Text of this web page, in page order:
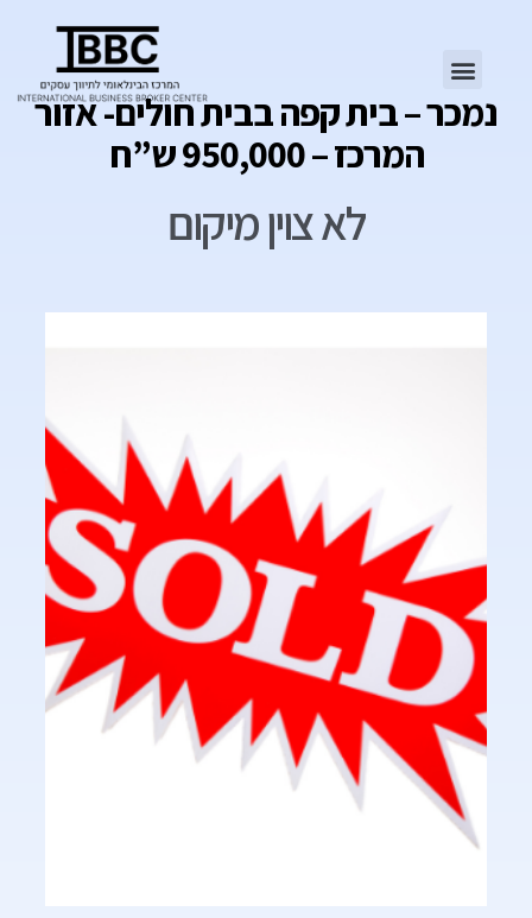
נמכר – בית קפה בבית חולים- אזור
המרכז – 950,000 ש”ח
לא צוין מיקום